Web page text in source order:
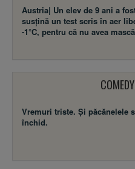
Austria| Un elev de 9 ani a
susţină un test scris în aer
-1°C, pentru că nu avea mască
Vremuri triste. Şi păcănelele
închid.